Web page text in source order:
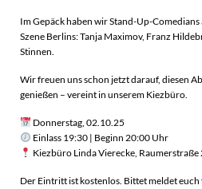
Im Gepäck haben wir Stand-Up-
Szene Berlins: Tanja Maximov, Franz
Stinnen.
Wir freuen uns schon jetzt darauf, diesen
genießen – vereint in unserem Kiezbüro.
Donnerstag, 02.10.25
Einlass 19:30 | Beginn 20:00 Uhr
Kiezbüro Linda Vierecke,
Der Eintritt ist kostenlos. Bittet meldet euch